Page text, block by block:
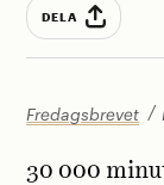
Fredagsbrevet
DELA
30 000